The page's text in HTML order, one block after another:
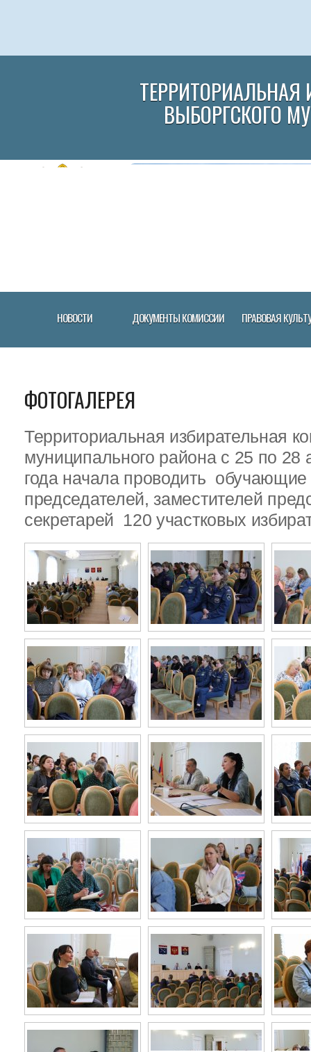
ВЫБОРГСКОГО
НОВОСТИ ДОКУМЕНТЫ КОМИССИИ ПРАВОВАЯ
ФОТОГАЛЕРЕЯ
Территориальная избирательная
муниципального района с 25 по 28
года начала проводить
председателей, заместителей
секретарей 120 участковых